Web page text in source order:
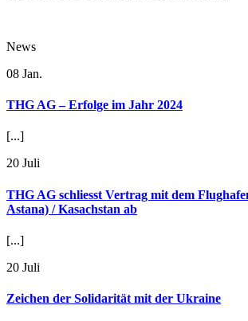
News
08 Jan.
THG AG – Erfolge im Jahr 2024
[...]
20 Juli
THG AG schliesst Vertrag mit dem
Astana) / Kasachstan ab
[...]
20 Juli
Zeichen der Solidarität mit der Ukraine